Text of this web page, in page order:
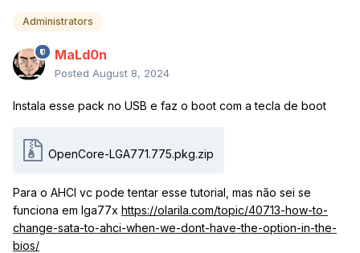
Administrators
MaLd0n
Posted August 8, 2024
Instala esse pack no USB e faz o boot com a tecla de boot
OpenCore-LGA771.775.pkg.zip
Para o AHCI vc pode tentar esse tutorial, mas não sei se
funciona em lga77x https://olarila.com/topic/40713-how-to-
change-sata-to-ahci-when-we-dont-have-the-option-in-the-
bios/